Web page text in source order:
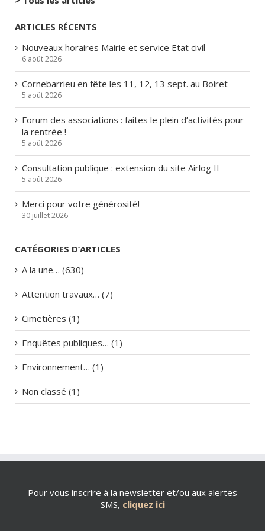
ARTICLES RÉCENTS
Nouveaux horaires Mairie et service Etat civil
6 août 2026
Cornebarrieu en fête les 11, 12, 13 sept. au Boiret
5 août 2026
Forum des associations : faites le plein d’activités pour
la rentrée !
5 août 2026
Consultation publique : extension du site Airlog II
5 août 2026
Merci pour votre générosité!
30 juillet 2026
CATÉGORIES D’ARTICLES
A la une… (630)
Attention travaux… (7)
Cimetières (1)
Enquêtes publiques… (1)
Environnement… (1)
Non classé (1)
Pour vous inscrire à la newsletter et/ou aux alertes
SMS, cliquez ici